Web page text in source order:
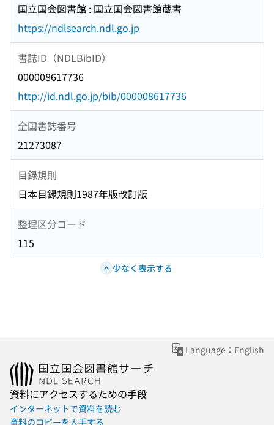
国立国会図書館 : 国立国会図書館蔵書
https://ndlsearch.ndl.go.jp
書誌ID（NDLBibID）
000008617736
http://id.ndl.go.jp/bib/000008617736
全国書誌番号
21273087
目録規則
日本目録規則1987年版改訂版
整理区分コード
115
少なく表示する
Language：English
資料にアクセスするための手段
インターネットで資料を読む
資料のコピーを入手する